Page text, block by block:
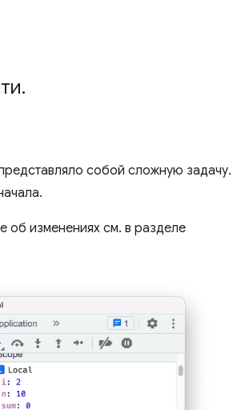
.
собой сложную задачу.
об изменениях см. в разделе